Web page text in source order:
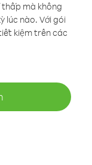
mà không
lúc nào. Với gói
kiệm trên các